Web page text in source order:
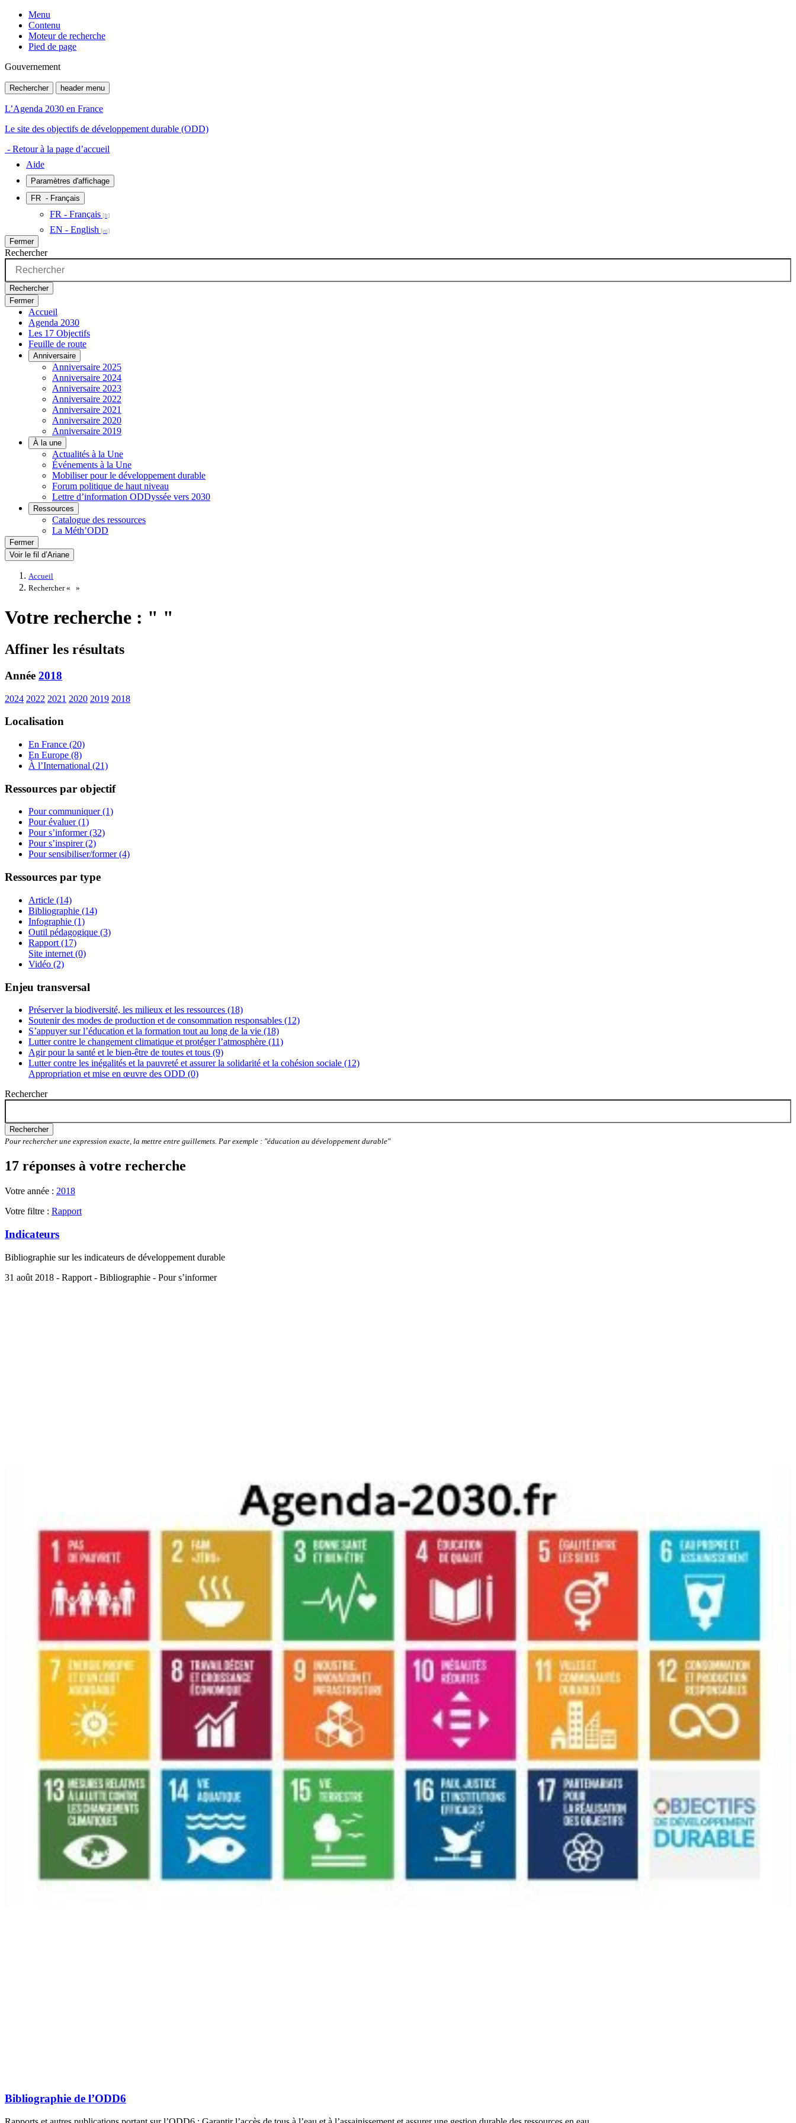
Menu
Contenu
Moteur de recherche
Pied de page
Gouvernement
Rechercher header menu
L’Agenda 2030 en France
Le site des objectifs de développement durable (ODD)
- Retour à la page d’accueil
Aide
Paramètres d'affichage
FR - Français
FR - Français
EN - English
Fermer
Rechercher
Rechercher
Fermer
Accueil
Agenda 2030
Les 17 Objectifs
Feuille de route
Anniversaire
Anniversaire 2025
Anniversaire 2024
Anniversaire 2023
Anniversaire 2022
Anniversaire 2021
Anniversaire 2020
Anniversaire 2019
À la une
Actualités à la Une
Événements à la Une
Mobiliser pour le développement durable
Forum politique de haut niveau
Lettre d’information ODDyssée vers 2030
Ressources
Catalogue des ressources
La Méth’ODD
Fermer
Voir le fil d’Ariane
Accueil
Rechercher «
»
Votre recherche : " "
Affiner les résultats
Année 2018
2024 2022 2021 2020 2019 2018
Localisation
En France (20)
En Europe (8)
À l’International (21)
Ressources par objectif
Pour communiquer (1)
Pour évaluer (1)
Pour s’informer (32)
Pour s’inspirer (2)
Pour sensibiliser/former (4)
Ressources par type
Article (14)
Bibliographie (14)
Infographie (1)
Outil pédagogique (3)
Rapport (17)
Site internet (0)
Vidéo (2)
Enjeu transversal
Préserver la biodiversité, les milieux et les ressources (18)
Soutenir des modes de production et de consommation responsables (12)
S’appuyer sur l’éducation et la formation tout au long de la vie (18)
Lutter contre le changement climatique et protéger l’atmosphère (11)
Agir pour la santé et le bien-être de toutes et tous (9)
Lutter contre les inégalités et la pauvreté et assurer la solidarité et la cohésion sociale (12)
Appropriation et mise en œuvre des ODD (0)
Rechercher
Rechercher
Pour rechercher une expression exacte, la mettre entre guillemets. Par exemple : "éducation au développement durable"
17 réponses à votre recherche
Votre année : 2018
Votre filtre : Rapport
Indicateurs
Bibliographie sur les indicateurs de développement durable
31 août 2018 - Rapport - Bibliographie - Pour s’informer
Bibliographie de l’ODD6